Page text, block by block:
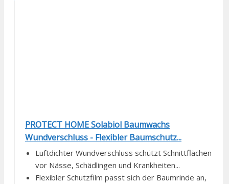
PROTECT HOME Solabiol Baumwachs
Wundverschluss - Flexibler Baumschutz...
Luftdichter Wundverschluss schützt Schnittflächen
vor Nässe, Schädlingen und Krankheiten...
Flexibler Schutzfilm passt sich der Baumrinde an,